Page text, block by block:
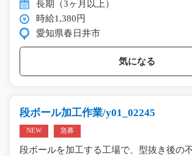
長期（3ヶ月以上）
時給1,380円
愛知県春日井市
気になる
段ボール加工作業/y01_02245
NEW 急募
段ボールを加工する工場で、型抜き後の